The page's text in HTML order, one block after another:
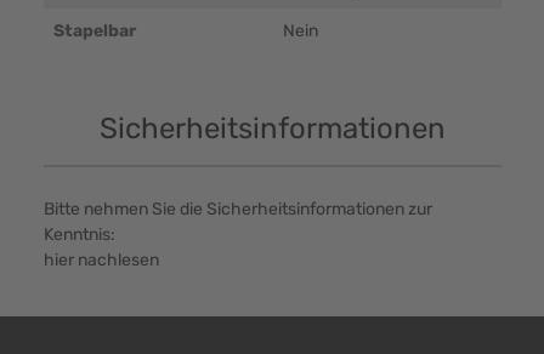
Stapelbar Nein
Sicherheitsinformationen
Bitte nehmen Sie die Sicherheitsinformationen zur
Kenntnis:
hier nachlesen